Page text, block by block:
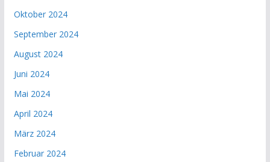
Oktober 2024
September 2024
August 2024
Juni 2024
Mai 2024
April 2024
März 2024
Februar 2024